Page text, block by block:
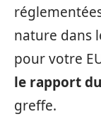
nature dans
pour votre
le rapport
greffe.